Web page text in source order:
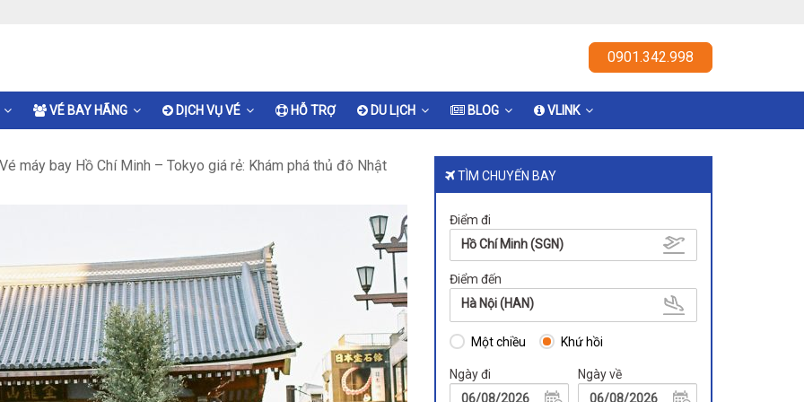
0901.342.998
VÉ BAY HÃNG DỊCH VỤ VÉ HỖ TRỢ DU LỊCH BLOG VLINK
Vé máy bay Hồ Chí Minh – Tokyo giá rẻ: Khám phá thủ đô Nhật
TÌM CHUYẾN BAY
Điểm đi
Hồ Chí Minh (SGN)
Điểm đến
Hà Nội (HAN)
Một chiều Khứ hồi
Ngày đi Ngày về